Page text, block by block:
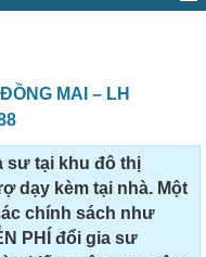
MAI – LH
sư tại khu đô thị
dạy kèm tại nhà. Một
chính sách như
PHÍ đổi gia sư